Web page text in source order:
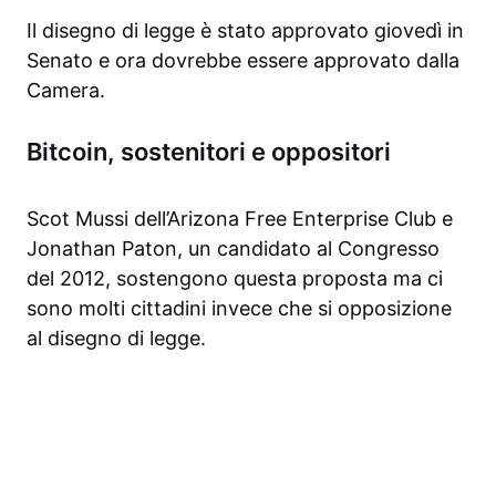
Il disegno di legge è stato approvato giovedì in
Senato e ora dovrebbe essere approvato dalla
Camera.
Bitcoin, sostenitori e oppositori
Scot Mussi dell’Arizona Free Enterprise Club e
Jonathan Paton, un candidato al Congresso
del 2012, sostengono questa proposta ma ci
sono molti cittadini invece che si opposizione
al disegno di legge.